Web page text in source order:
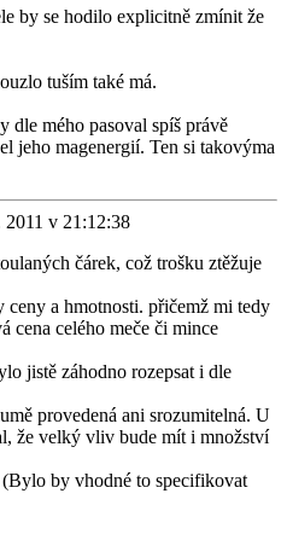
by se hodilo explicitně zmínit že
tuším také má.
dle mého pasoval spíš právě
jeho magenergií. Ten si takovýma
2011 v 21:12:38
čárek, což trošku ztěžuje
a hmotnosti. přičemž mi tedy
cena celého meče či mince
jistě záhodno rozepsat i dle
provedená ani srozumitelná. U
že velký vliv bude mít i množství
by vhodné to specifikovat